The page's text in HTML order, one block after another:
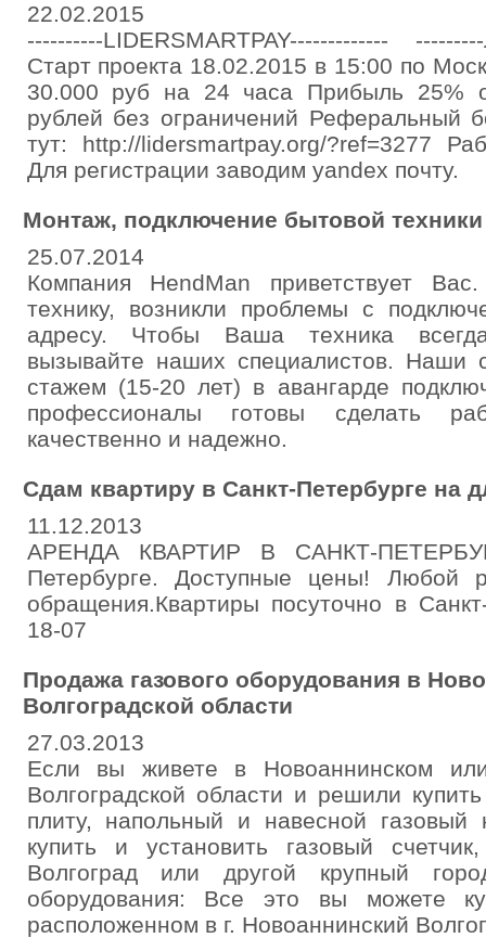
22.02.2015
----------LIDERSMARTPAY-------------
Старт проекта 18.02.2015 в 15:00 по
30.000 руб на 24 часа Прибыль 25%
рублей без ограничений Реферальный
тут: http://lidersmartpay.org/?ref=3277
Для регистрации заводим yandex почту.
Монтаж, подключение бытовой
25.07.2014
Компания HendMan приветствует
технику, возникли проблемы с
адресу. Чтобы Ваша техника
вызывайте наших специалистов. Наши
стажем (15-20 лет) в авангарде
профессионалы готовы сделать
качественно и надежно.
Сдам квартиру в Санкт-Петербурге на
11.12.2013
АРЕНДА КВАРТИР В САНКТ-
Петербурге. Доступные цены! Любой
обращения.Квартиры посуточно в
18-07
Продажа газового оборудования в
Волгоградской области
27.03.2013
Если вы живете в Новоаннинском
Волгоградской области и решили
плиту, напольный и навесной газовый
купить и установить газовый
Волгоград или другой крупный
оборудования: Все это вы можете
расположенном в г. Новоаннинский